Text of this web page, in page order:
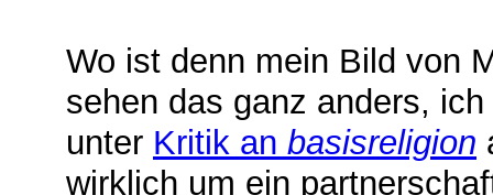
Wo ist denn mein Bild von
sehen das ganz anders,
unter Kritik an basisreligion
wirklich um ein